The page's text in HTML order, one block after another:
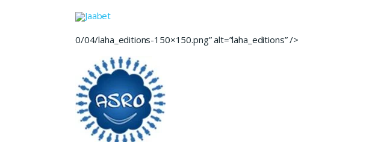
Jaabet
0/04/laha_editions-150×150.png” alt=”laha_editions” />